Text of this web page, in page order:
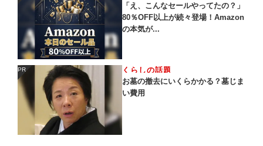
「え、こんなセールやってたの？」
80％OFF以上が続々登場！Amazon
の本気が...
PR くらしの話題
お墓の撤去にいくらかかる？墓じま
い費用